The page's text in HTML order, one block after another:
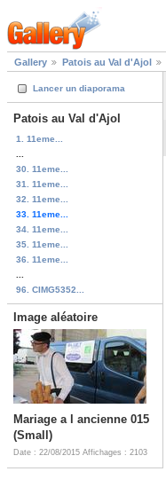
Gallery Patois au Val d'Ajol
Lancer un diaporama
Patois au Val d'Ajol
1. 11eme...
30. 11eme...
31. 11eme...
32. 11eme...
33. 11eme...
34. 11eme...
35. 11eme...
36. 11eme...
96. CIMG5352...
Image aléatoire
Mariage a l ancienne 015
(Small)
Date : 22/08/2015 Affichages : 2103